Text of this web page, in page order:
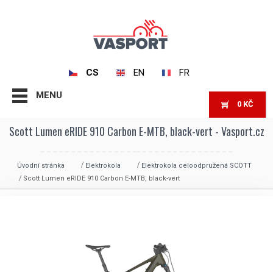
CS EN FR
MENU
0 KČ
Scott Lumen eRIDE 910 Carbon E-MTB, black-vert - Vasport.cz
Úvodní stránka Elektrokola
Elektrokola celoodpružená SCOTT
Scott Lumen eRIDE 910 Carbon E-MTB, black-vert